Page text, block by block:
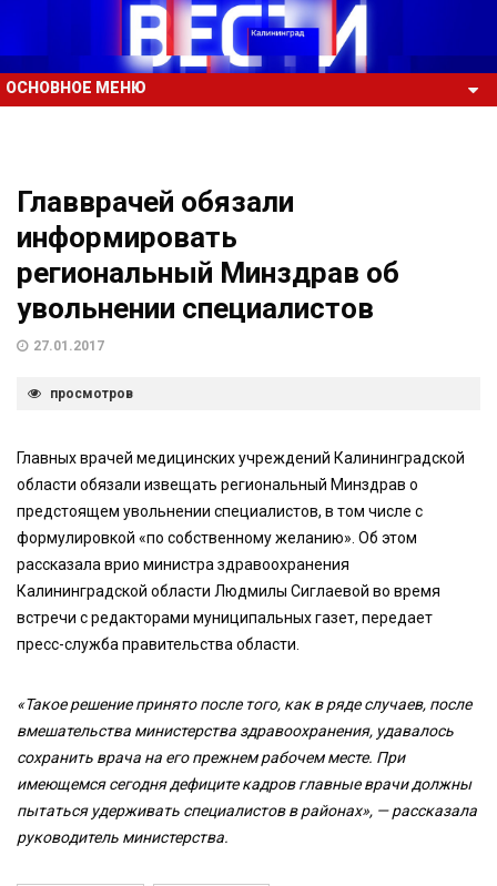
ОСНОВНОЕ МЕНЮ
Главврачей обязали
информировать
региональный Минздрав об
увольнении специалистов
27.01.2017
просмотров
Главных врачей медицинских учреждений Калининградской
области обязали извещать региональный Минздрав о
предстоящем увольнении специалистов, в том числе с
формулировкой «по собственному желанию». Об этом
рассказала врио министра здравоохранения
Калининградской области Людмилы Сиглаевой во время
встречи с редакторами муниципальных газет, передает
пресс-служба правительства области.
«Такое решение принято после того, как в ряде случаев, после
вмешательства министерства здравоохранения, удавалось
сохранить врача на его прежнем рабочем месте. При
имеющемся сегодня дефиците кадров главные врачи должны
пытаться удерживать специалистов в районах», — рассказала
руководитель министерства.